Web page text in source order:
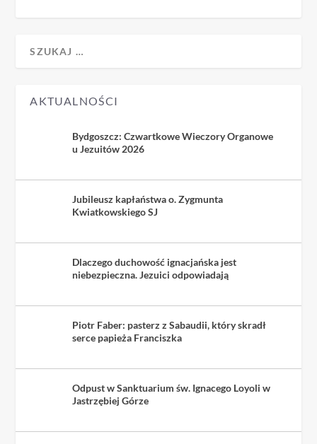
AKTUALNOŚCI
Bydgoszcz: Czwartkowe Wieczory Organowe
u Jezuitów 2026
Jubileusz kapłaństwa o. Zygmunta
Kwiatkowskiego SJ
Dlaczego duchowość ignacjańska jest
niebezpieczna. Jezuici odpowiadają
Piotr Faber: pasterz z Sabaudii, który skradł
serce papieża Franciszka
Odpust w Sanktuarium św. Ignacego Loyoli w
Jastrzębiej Górze